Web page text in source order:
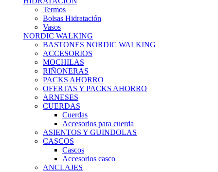
Termos
Bolsas Hidratación
Vasos
NORDIC WALKING
BASTONES NORDIC WALKING
ACCESORIOS
MOCHILAS
RIÑONERAS
PACKS AHORRO
OFERTAS Y PACKS AHORRO
ARNESES
CUERDAS
Cuerdas
Accesorios para cuerda
ASIENTOS Y GUINDOLAS
CASCOS
Cascos
Accesorios casco
ANCLAJES